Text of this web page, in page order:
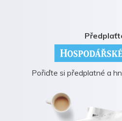
Pořiďte si předplatné a